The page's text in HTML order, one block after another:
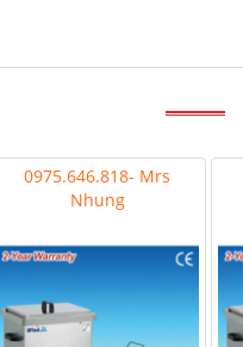
0975.646.818- Mrs
Nhung